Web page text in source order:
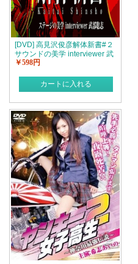
[DVD] 高見沢俊彦解体新書#２
サウンドの美学 interviewer 武
部聡志
￥598円
カートに入れる